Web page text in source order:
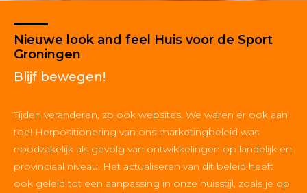
Nieuwe look and feel Huis voor de Sport
Groningen
Blijf bewegen!
Tijden veranderen, zo ook websites. We waren er ook aan
toe! Herpositionering van ons marketingbeleid was
noodzakelijk als gevolg van ontwikkelingen op landelijk en
provinciaal niveau. Het actualiseren van dit beleid heeft
ook geleid tot een aanpassing in onze huisstijl, zoals je op